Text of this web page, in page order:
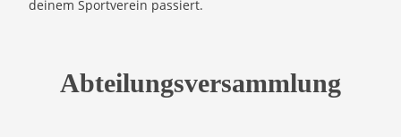
deinem Sportverein passiert.
Abteilungsversammlung